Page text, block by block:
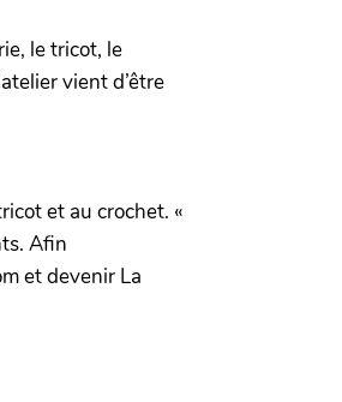
le tricot, le
vient d’être
et au crochet. «
Afin
et devenir La